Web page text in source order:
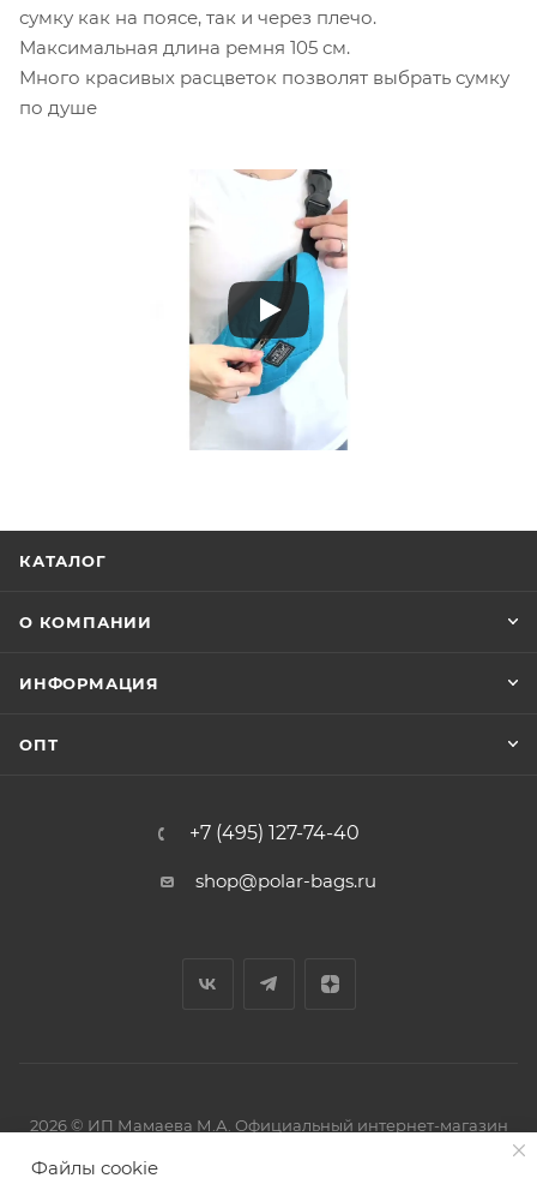
сумку как на поясе, так и через плечо.
Максимальная длина ремня 105 см.
Много красивых расцветок позволят выбрать сумку
по душе
КАТАЛОГ
О КОМПАНИИ
ИНФОРМАЦИЯ
ОПТ
+7 (495) 127-74-40
shop@polar-bags.ru
2026 © ИП Мамаева М.А. Официальный интернет-магазин
Файлы cookie